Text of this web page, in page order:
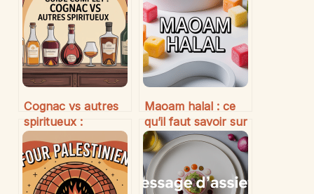
Cognac vs autres
spiritueux :
comment faire la
différence et
choisir le bon
Maoam halal : ce
qu’il faut savoir sur
les bonbons et leur
composition